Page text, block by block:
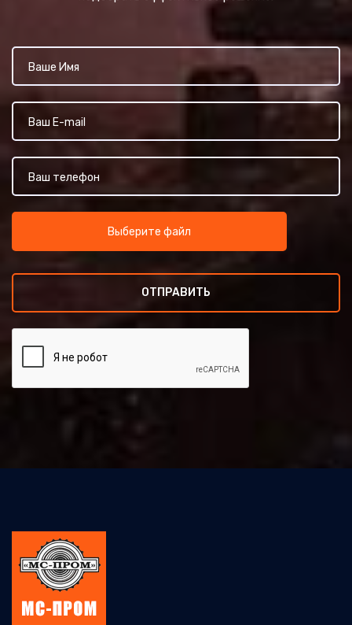
Выберите файл
ОТПРАВИТЬ